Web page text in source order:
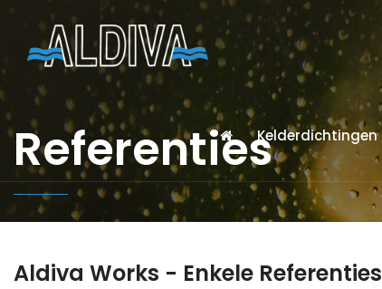
Kelderdichtingen
Referenties
Aldiva Works - Enkele Referenties